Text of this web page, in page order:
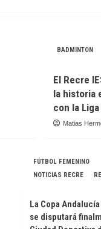
BADMINTON
El Recre
la historia
con la
Matias
FÚTBOL FEMENINO
NOTICIAS RECRE
La Copa
se disputará